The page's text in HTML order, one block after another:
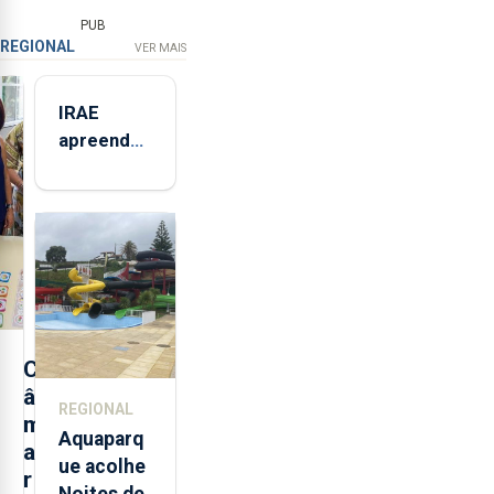
PUB
REGIONAL VER MAIS
C
â
m
a
r
IRAE
apreendeu
toneladas
de
alimentos
entre
2021 e
2025 nos
Açores
REGIONAL
Aquaparq
ue acolhe